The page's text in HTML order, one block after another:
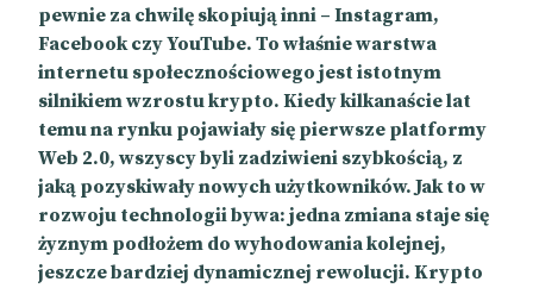
pewnie za chwilę skopiują inni – Instagram,
Facebook czy YouTube. To właśnie warstwa
internetu społecznościowego jest istotnym
silnikiem wzrostu krypto. Kiedy kilkanaście lat
temu na rynku pojawiały się pierwsze platformy
Web 2.0, wszyscy byli zadziwieni szybkością, z
jaką pozyskiwały nowych użytkowników. Jak to w
rozwoju technologii bywa: jedna zmiana staje się
żyznym podłożem do wyhodowania kolejnej,
jeszcze bardziej dynamicznej rewolucji. Krypto